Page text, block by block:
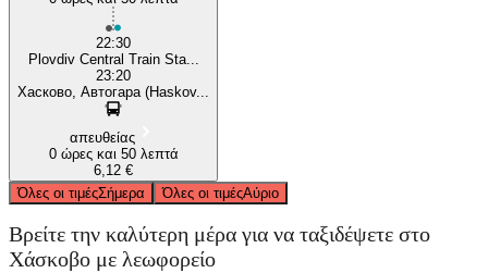
22:30
Plovdiv Central Train Sta...
23:20
Хасково, Автогара (Haskov...
απευθείας
0 ώρες και 50 λεπτά
6,12 €
Όλες οι τιμέςΣήμερα Όλες οι τιμέςΑύριο
Βρείτε την καλύτερη μέρα για να ταξιδέψετε στο
Χάσκοβο με λεωφορείο